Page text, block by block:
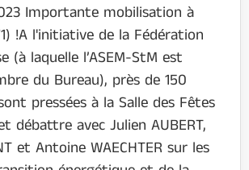
Importante mobilisation à
!A l'initiative de la Fédération
(à laquelle l’ASEM-StM est
du Bureau), près de 150
pressées à la Salle des Fêtes
débattre avec Julien AUBERT,
et Antoine WAECHTER sur les